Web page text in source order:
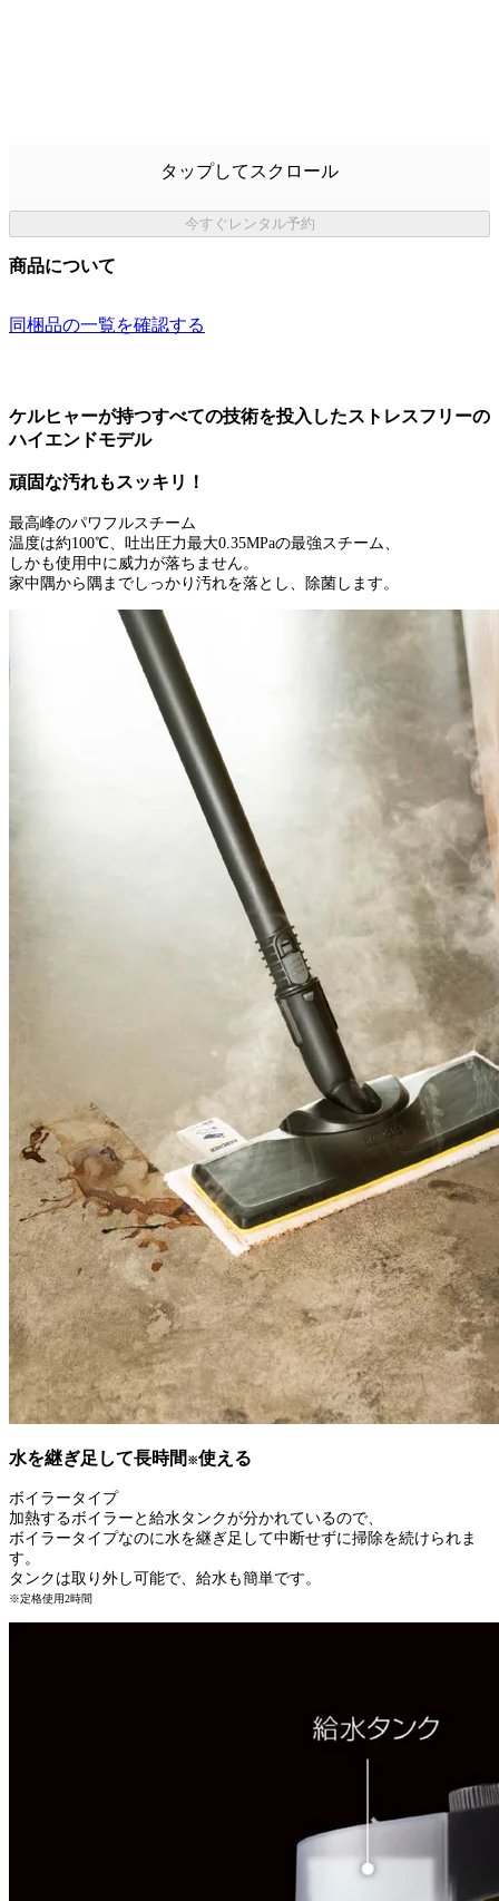
タップしてスクロール
今すぐレンタル予約
商品について
同梱品の一覧を確認する
ケルヒャーが持つすべての技術を投入したストレスフリーの
ハイエンドモデル
頑固な汚れもスッキリ！
最高峰のパワフルスチーム
温度は約100℃、吐出圧力最大0.35MPaの最強スチーム、
しかも使用中に威力が落ちません。
家中隅から隅までしっかり汚れを落とし、除菌します。
水を継ぎ足して長時間 ※使える
ボイラータイプ
加熱するボイラーと給水タンクが分かれているので、
ボイラータイプなのに水を継ぎ足して中断せずに掃除を続けられま
す。
タンクは取り外し可能で、給水も簡単です。
※定格使用2時間